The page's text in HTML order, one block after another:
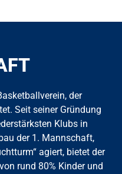
der
Seit seiner Gründung
Klubs in
der 1. Mannschaft,
agiert, bietet der
rund 80% Kinder und